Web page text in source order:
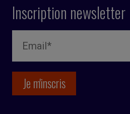
Inscription newsletter